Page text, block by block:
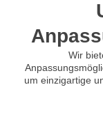
Wir
um einzigartige